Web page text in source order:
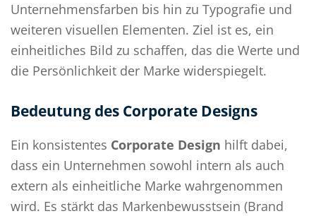
Unternehmensfarben bis hin zu Typografie und
weiteren visuellen Elementen. Ziel ist es, ein
einheitliches Bild zu schaffen, das die Werte und
die Persönlichkeit der Marke widerspiegelt.
Bedeutung des Corporate Designs
Ein konsistentes Corporate Design hilft dabei,
dass ein Unternehmen sowohl intern als auch
extern als einheitliche Marke wahrgenommen
wird. Es stärkt das Markenbewusstsein (Brand